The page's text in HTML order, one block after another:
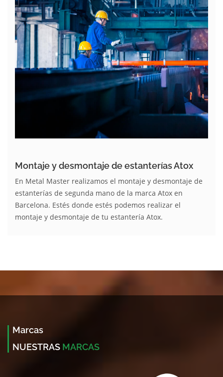
Montaje y desmontaje de estanterías Atox
En Metal Master realizamos el montaje y desmontaje de
estanterías de segunda mano de la marca Atox en
Barcelona. Estés donde estés podemos realizar el
montaje y desmontaje de tu estantería Atox.
Marcas
NUESTRAS MARCAS